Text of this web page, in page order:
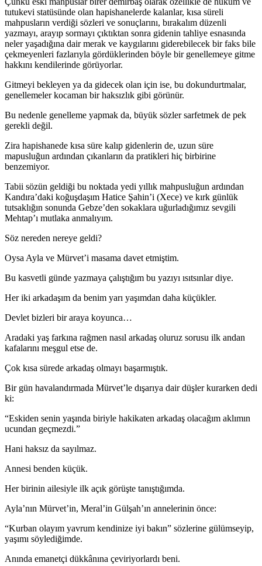
tutukevi statüsünde olan hapishanelerde kalanlar, kısa süreli
mahpusların verdiği sözleri ve sonuçlarını, bırakalım düzenli
yazmayı, arayıp sormayı çıktıktan sonra gidenin tahliye esnasında
neler yaşadığına dair merak ve kaygılarını giderebilecek bir faks bile
çekmeyenleri fazlarıyla gördüklerinden böyle bir genellemeye gitme
hakkını kendilerinde görüyorlar.
Gitmeyi bekleyen ya da gidecek olan için ise, bu dokundurtmalar,
genellemeler kocaman bir haksızlık gibi görünür.
Bu nedenle genelleme yapmak da, büyük sözler sarfetmek de pek
gerekli değil.
Zira hapishanede kısa süre kalıp gidenlerin de, uzun süre
mapusluğun ardından çıkanların da pratikleri hiç birbirine
benzemiyor.
Tabii sözün geldiği bu noktada yedi yıllık mahpusluğun ardından
Kandıra’daki koğuşdaşım Hatice Şahin’i (Xece) ve kırk günlük
tutsaklığın sonunda Gebze’den sokaklara uğurladığımız sevgili
Mehtap’ı mutlaka anmalıyım.
Söz nereden nereye geldi?
Oysa Ayla ve Mürvet’i masama davet etmiştim.
Bu kasvetli günde yazmaya çalıştığım bu yazıyı ısıtsınlar diye.
Her iki arkadaşım da benim yarı yaşımdan daha küçükler.
Devlet bizleri bir araya koyunca…
Aradaki yaş farkına rağmen nasıl arkadaş oluruz sorusu ilk andan
kafalarını meşgul etse de.
Çok kısa sürede arkadaş olmayı başarmıştık.
Bir gün havalandırmada Mürvet’le dışarıya dair düşler kurarken dedi
ki:
“Eskiden senin yaşında biriyle hakikaten arkadaş olacağım aklımın
ucundan geçmezdi.”
Hani haksız da sayılmaz.
Annesi benden küçük.
Her birinin ailesiyle ilk açık görüşte tanıştığımda.
Ayla’nın Mürvet’in, Meral’in Gülşah’ın annelerinin önce:
“Kurban olayım yavrum kendinize iyi bakın” sözlerine gülümseyip,
yaşımı söylediğimde.
Anında emanetçi dükkânına çeviriyorlardı beni.